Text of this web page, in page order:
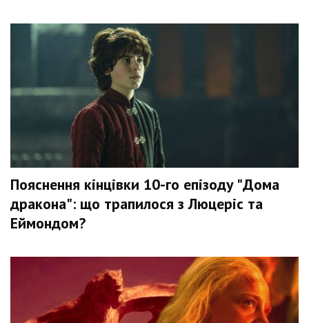
Пояснення кінцівки 10-го епізоду "Дома
дракона": що трапилося з Люцеріс та
Еймондом?